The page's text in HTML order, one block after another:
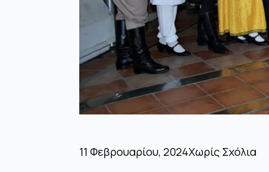
11 Φεβρουαρίου, 2024Χωρίς Σχόλια